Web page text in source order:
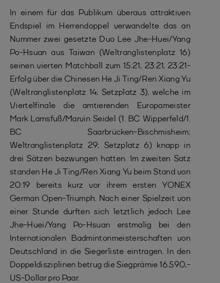
In einem für das Publikum überaus attraktiven
Endspiel im Herrendoppel verwandelte das an
Nummer zwei gesetzte Duo Lee Jhe-Huei/Yang
Po-Hsuan aus Taiwan (Weltranglistenplatz 16)
seinen vierten Matchball zum 15:21, 23:21, 23:21-
Erfolg über die Chinesen He Ji Ting/Ren Xiang Yu
(Weltranglistenplatz 14; Setzplatz 3), welche im
Viertelfinale die amtierenden Europameister
Mark Lamsfuß/Marvin Seidel (1. BC Wipperfeld/1.
BC Saarbrücken-Bischmisheim;
Weltranglistenplatz 29; Setzplatz 6) knapp in
drei Sätzen bezwungen hatten. Im zweiten Satz
standen He Ji Ting/Ren Xiang Yu beim Stand von
20:19 bereits kurz vor ihrem ersten YONEX
German Open-Triumph. Nach einer Spielzeit von
einer Stunde durften sich letztlich jedoch Lee
Jhe-Huei/Yang Po-Hsuan erstmalig bei den
Internationalen Badmintonmeisterschaften von
Deutschland in die Siegerliste eintragen. In den
Doppeldisziplinen betrug die Siegprämie 16.590,-
US-Dollar pro Paar.